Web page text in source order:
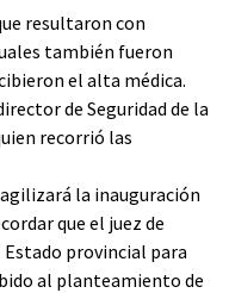
resultaron con
también fueron
el alta médica.
de Seguridad de la
recorrió las
la inauguración
que el juez de
provincial para
al planteamiento de